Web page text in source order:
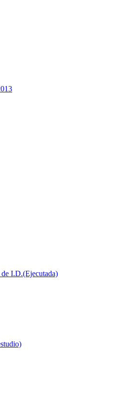
I.D.(Ejecutada)